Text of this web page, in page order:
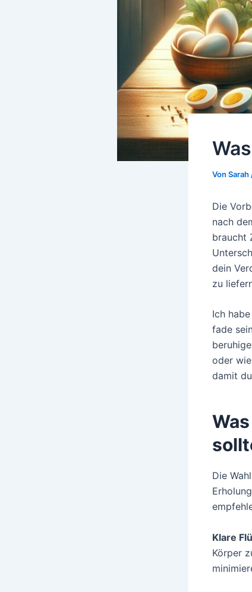
Von Sarah
Die
nach
braucht
dein
zu
Ich
fade
oder
damit
Die
Klare
Körper